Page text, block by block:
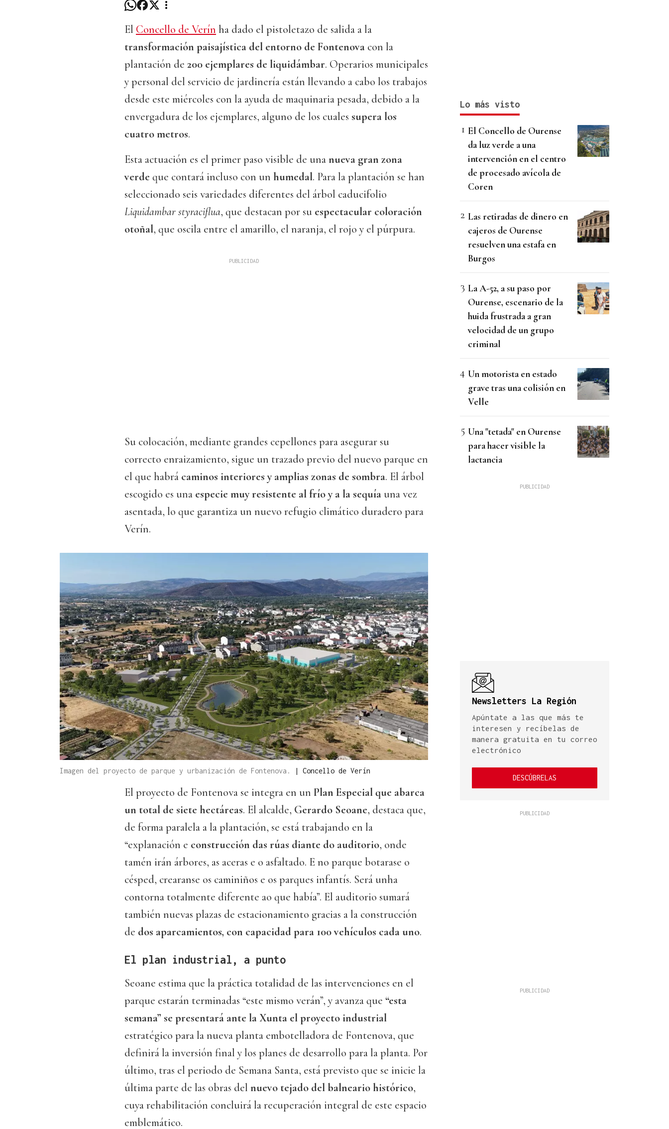
El Concello de Verín ha dado el pistoletazo de salida a la
transformación paisajística del entorno de Fontenova con la
plantación de 200 ejemplares de liquidámbar. Operarios municipales
y personal del servicio de jardinería están llevando a cabo los trabajos
desde este miércoles con la ayuda de maquinaria pesada, debido a la
envergadura de los ejemplares, alguno de los cuales supera los
cuatro metros.
Esta actuación es el primer paso visible de unanueva gran zona
verde que contará incluso con un humedal. Para la plantación se han
seleccionado seis variedades diferentes del árbol caducifolio
Liquidambar styraciflua, que destacan por su espectacular coloración
otoñal, que oscila entre el amarillo, el naranja, el rojo y el púrpura.
Su colocación, mediante grandes cepellones para asegurar su
correcto enraizamiento, sigue un trazado previo del nuevo parque en
el que habrá caminos interiores y amplias zonas de sombra. El árbol
escogido es una especie muy resistente al frío y a la sequía una vez
asentada, lo que garantiza un nuevo refugio climático duradero para
Verín.
Imagen del proyecto de parque y urbanización de Fontenova. | Concello de Verín
El proyecto de Fontenova se integra en un Plan Especial que abarca
un total de siete hectáreas. El alcalde, Gerardo Seoane, destaca que,
de forma paralela a la plantación, se está trabajando en la
“explanación e construcción das rúas diante do auditorio, onde
tamén irán árbores, as aceras e o asfaltado. E no parque botarase o
césped, crearanse os caminiños e os parques infantís. Será unha
contorna totalmente diferente ao que había”. El auditorio sumará
también nuevas plazas de estacionamiento gracias a la construcción
de dos aparcamientos, con capacidad para 100 vehículos cada uno.
El plan industrial, a punto
Seoane estima que la práctica totalidad de las intervenciones en el
parque estarán terminadas “este mismo verán”, y avanza que “esta
semana” se presentará ante la Xunta el proyecto industrial
estratégico para la nueva planta embotelladora de Fontenova, que
definirá la inversión final y los planes de desarrollo para la planta. Por
último, tras el periodo de Semana Santa, está previsto que se inicie la
última parte de las obras del nuevo tejado del balneario histórico,
cuya rehabilitación concluirá la recuperación integral de este espacio
emblemático.
Lo más visto
El Concello de Ourense
da luz verde a una
intervención en el centro
de procesado avícola de
Coren
Las retiradas de dinero en
cajeros de Ourense
resuelven una estafa en
Burgos
La A-52, a su paso por
Ourense, escenario de la
huida frustrada a gran
velocidad de un grupo
criminal
Un motorista en estado
grave tras una colisión en
Velle
Una "tetada" en Ourense
para hacer visible la
lactancia
Newsletters La Región
Apúntate a las que más te
interesen y recíbelas de
manera gratuita en tu correo
electrónico
DESCÚBRELAS